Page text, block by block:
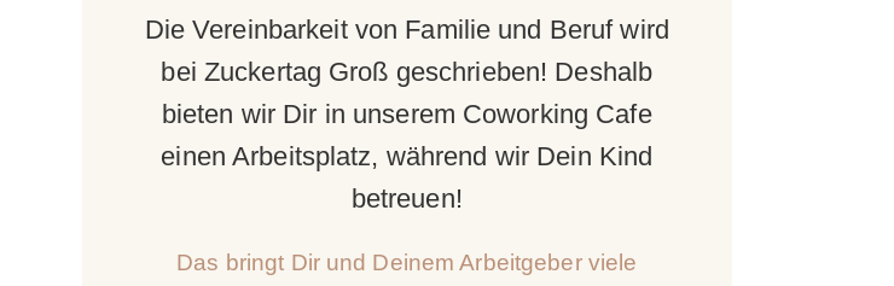
Die Vereinbarkeit von Familie und Beruf wird
bei Zuckertag Groß geschrieben! Deshalb
bieten wir Dir in unserem Coworking Cafe
einen Arbeitsplatz, während wir Dein Kind
betreuen!
Das bringt Dir und Deinem Arbeitgeber viele